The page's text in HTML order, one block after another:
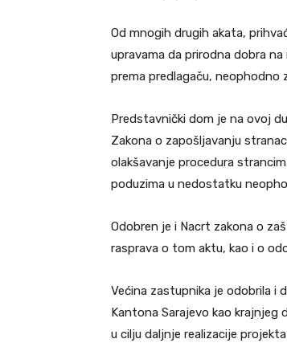
Od mnogih drugih akata,
upravama da prirodna dobra
prema predlagaču, neophodno
Predstavnički dom je na ovoj
Zakona o zapošljavanju
olakšavanje procedura
poduzima u nedostatku
Odobren je i Nacrt zakona o
rasprava o tom aktu, kao i o
Većina zastupnika je odobrila i
Kantona Sarajevo kao krajnjeg
u cilju daljnje realizacije